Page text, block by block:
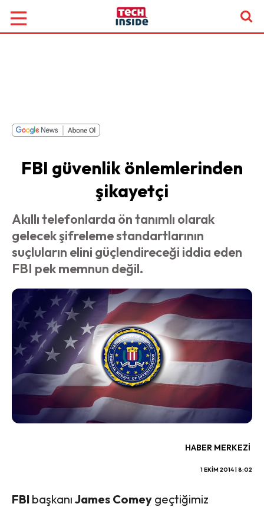
FBI güvenlik önlemlerinden
şikayetçi
Akıllı telefonlarda ön tanımlı olarak
gelecek şifreleme standartlarının
suçluların elini güçlendireceği iddia eden
FBI pek memnun değil.
HABER MERKEZI
1 EKIM 2014 | 8:02
FBI başkanı James Comey geçtiğimiz